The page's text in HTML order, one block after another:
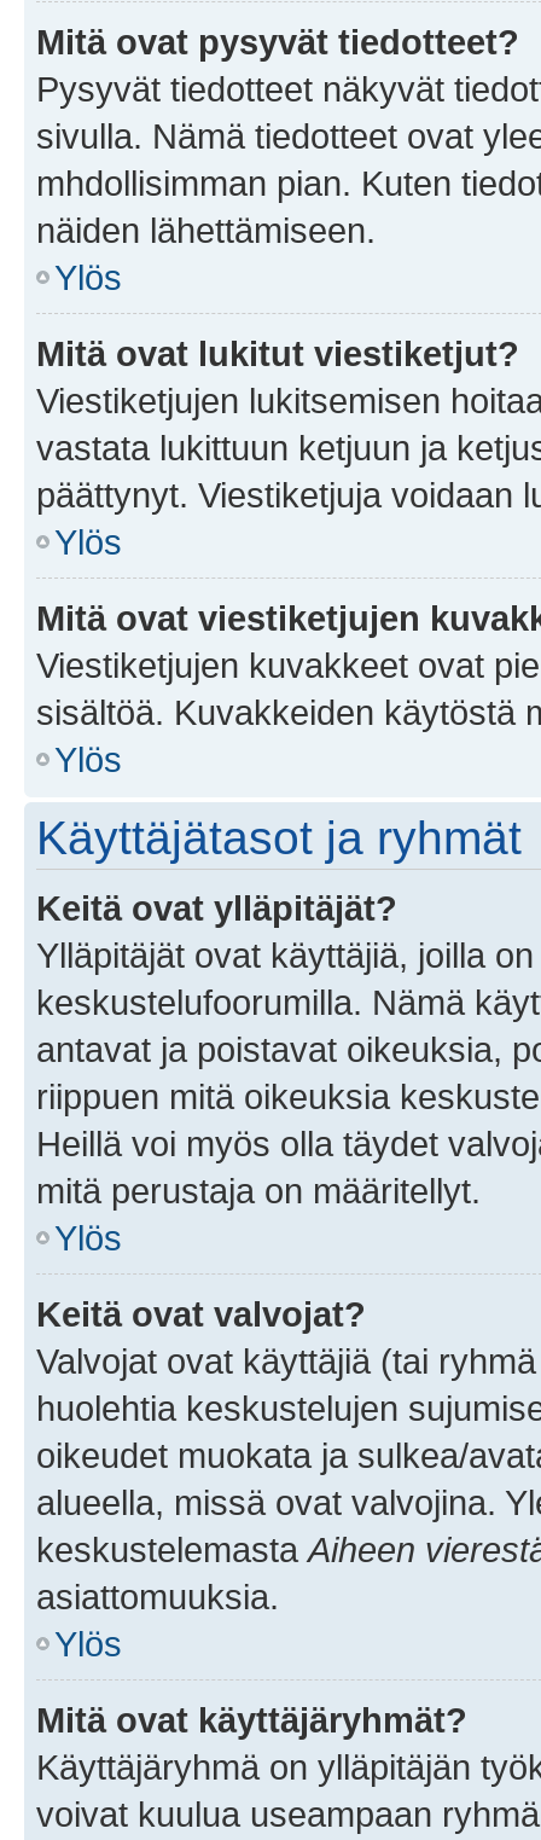
Mitä ovat pysyvät tiedotteet?
Pysyvät tiedotteet näkyvät
sivulla. Nämä tiedotteet ovat
mhdollisimman pian. Kuten
näiden lähettämiseen.
Ylös
Mitä ovat lukitut viestiketjut?
Viestiketjujen lukitsemisen
vastata lukittuun ketjuun ja
päättynyt. Viestiketjuja voidaan
Ylös
Mitä ovat viestiketjujen
Viestiketjujen kuvakkeet ovat
sisältöä. Kuvakkeiden käytöstä
Ylös
Käyttäjätasot ja ryhmät
Keitä ovat ylläpitäjät?
Ylläpitäjät ovat käyttäjiä, joilla
keskustelufoorumilla. Nämä
antavat ja poistavat oikeuksia,
riippuen mitä oikeuksia
Heillä voi myös olla täydet
mitä perustaja on määritellyt.
Ylös
Keitä ovat valvojat?
Valvojat ovat käyttäjiä (tai
huolehtia keskustelujen
oikeudet muokata ja sulkea/
alueella, missä ovat valvojina.
keskustelemasta Aiheen
asiattomuuksia.
Ylös
Mitä ovat käyttäjäryhmät?
Käyttäjäryhmä on ylläpitäjän
voivat kuulua useampaan